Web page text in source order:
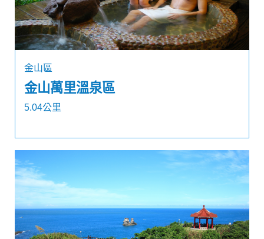
金山區
金山萬里溫泉區
5.04公里